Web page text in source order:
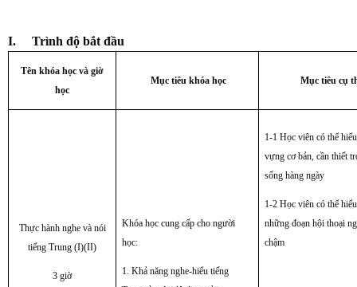
I. Trình độ bắt đầu
Tên khóa học và giờ
học
Mục tiêu khóa học Mục tiêu cụ
Thực hành nghe và nói
tiếng Trung (I)(II)
3 giờ
Khóa học cung cấp cho người
học:
1. Khả năng nghe-hiểu tiếng
1-1 Học viên có thể
vựng cơ bản, cần thiết
sống hàng ngày
1-2 Học viên có thể
những đoạn hội thoại
chậm